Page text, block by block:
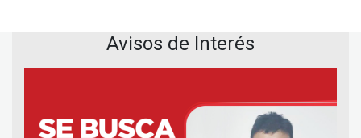
Avisos de Interés